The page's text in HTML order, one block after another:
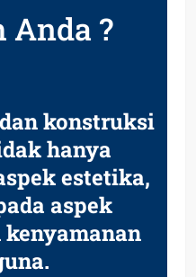
Anda ?
konstruksi
hanya
estetika,
aspek